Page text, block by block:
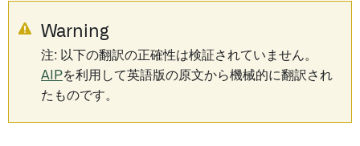
Warning
注: 以下の翻訳の正確性は検証されていません。
AIPを利用して英語版の原文から機械的に翻訳され
たものです。